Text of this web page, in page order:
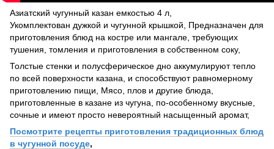
Азиатский чугунный казан емкостью 4 л,
Укомплектован дужкой и чугунной крышкой, Предназначен для
приготовления блюд на костре или мангале, требующих
тушения, томления и приготовления в собственном соку,
Толстые стенки и полусферическое дно аккумулируют тепло
по всей поверхности казана, и способствуют равномерному
приготовлению пищи, Мясо, плов и другие блюда,
приготовленные в казане из чугуна, по-особенному вкусные,
сочные и имеют просто невероятный насыщенный аромат,
Посмотрите рецепты приготовления традиционных блюд
в чугунной посуде,